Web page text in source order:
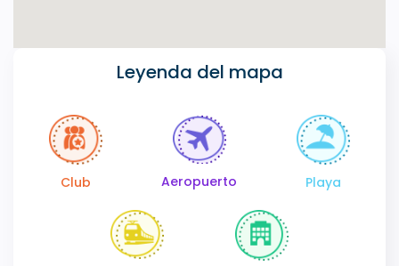
Leyenda del mapa
Club Aeropuerto Playa